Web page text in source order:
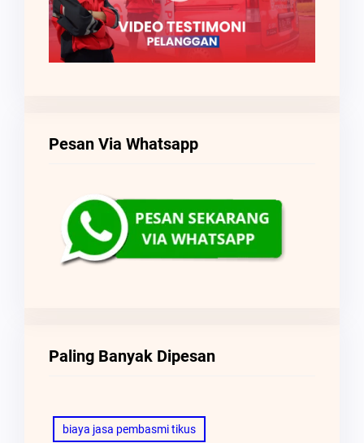
Pesan Via Whatsapp
Paling Banyak Dipesan
biaya jasa pembasmi tikus